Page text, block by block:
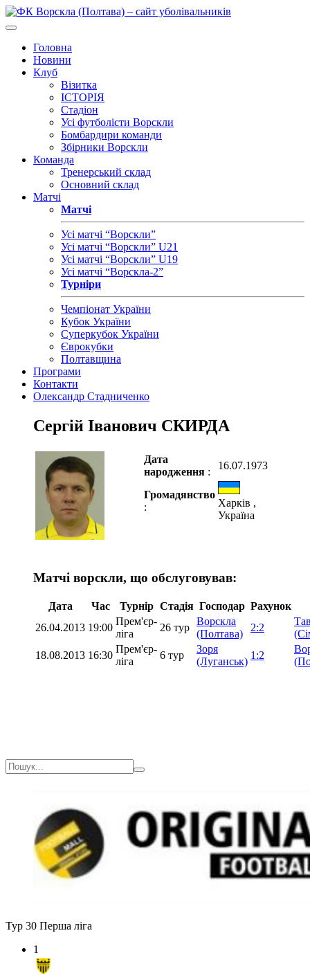
Головна
Новини
Клуб
Візитка
ІСТОРІЯ
Стадіон
Усі футболісти Ворскли
Бомбардири команди
Збірники Ворскли
Команда
Тренерський склад
Основний склад
Матчі
Матчі
Усі матчі “Ворскли”
Усі матчі “Ворскли” U21
Усі матчі “Ворскли” U19
Усі матчі “Ворскла-2”
Турніри
Чемпіонат України
Кубок України
Суперкубок України
Єврокубки
Полтавщина
Програми
Контакти
Олександр Стадниченко
Сергій Іванович СКИРДА
Дата
народження :
16.07.1973
Громадянство
:
Харків ,
Україна
Матчі ворскли, що обслуговував:
Дата Час Турнір Стадія Господар Рахунок
26.04.2013 19:00
Прем'єр-
ліга
26 тур
Ворскла
(Полтава)
2:2
18.08.2013 16:30
Прем'єр-
ліга
6 тур
Зоря
(Луганськ)
1:2
Тур 30 Перша ліга
1